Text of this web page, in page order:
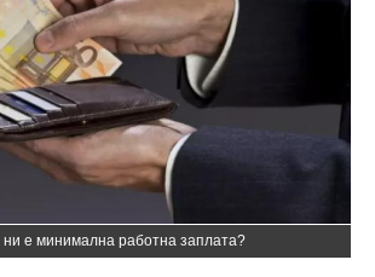
е минимална работна заплата?